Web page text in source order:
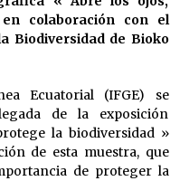
2025
proyectará su potencial
Osaka 2025
del Concurso Tinta y
2025
colaboración con el
Biodiversidad de Bioko
Ecuatorial (IFGE) se
de la exposición
la biodiversidad »
de esta muestra, que
de proteger la